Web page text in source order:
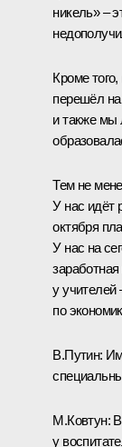
никель» –
Кроме
перешёл на
и также мы
Тем не
У нас идёт
октября
У нас на
у
по
В.Путин:
М.Ковтун:
у